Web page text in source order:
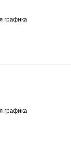
графика
графика